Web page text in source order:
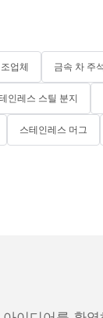
업체 금속 차 주
인레스 스틸 분지
스테인레스 머그